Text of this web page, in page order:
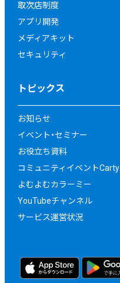
取次店制度
アプリ開発
メディアキット
セキュリティ
トピックス
お知らせ
イベント・セミナー
お役立ち資料
コミュニティイベントCarty
よむよむカラーミー
YouTubeチャンネル
サービス運営状況